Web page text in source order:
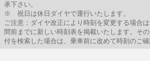
承下さい。
※ 祝日は休日ダイヤで運行いたします。
ご注意：ダイヤ改正により時刻を変更する場合
間前までに新しい時刻表を掲載いたします。そ
付を検索した場合は、乗車前に改めて時刻のご確